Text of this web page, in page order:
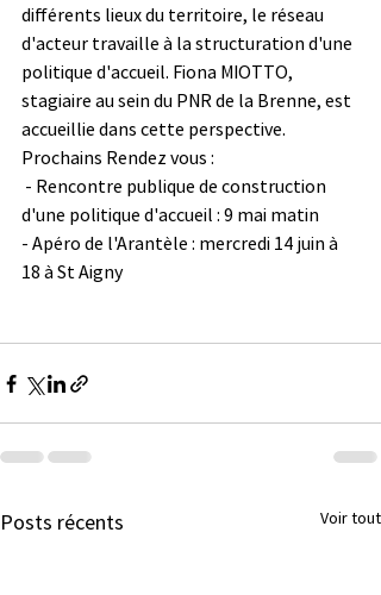
différents lieux du territoire, le réseau
d'acteur travaille à la structuration d'une
politique d'accueil. Fiona MIOTTO,
stagiaire au sein du PNR de la Brenne, est
accueillie dans cette perspective.
Prochains Rendez vous :
d'une politique d'accueil : 9 mai matin
- Apéro de l'Arantèle : mercredi 14 juin à
18 à St Aigny
Posts récents Voir tout